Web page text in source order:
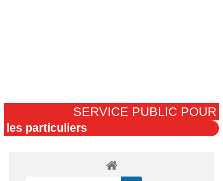
SERVICE PUBLIC POUR​
les particuliers